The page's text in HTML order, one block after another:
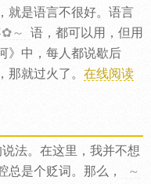
就是语言不很好。语言
～
语，都可以用，但用
》中，每人都说歇后
那就过火了。 在线阅读
法。在这里，我并不想
总是个贬词。那么，
～